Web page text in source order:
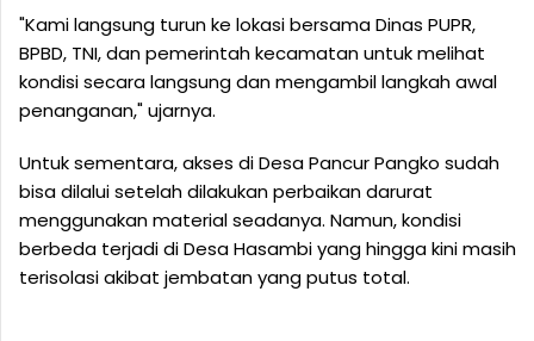
"Kami langsung turun ke lokasi bersama Dinas PUPR,
BPBD, TNI, dan pemerintah kecamatan untuk melihat
kondisi secara langsung dan mengambil langkah awal
penanganan," ujarnya.
Untuk sementara, akses di Desa Pancur Pangko sudah
bisa dilalui setelah dilakukan perbaikan darurat
menggunakan material seadanya. Namun, kondisi
berbeda terjadi di Desa Hasambi yang hingga kini masih
terisolasi akibat jembatan yang putus total.